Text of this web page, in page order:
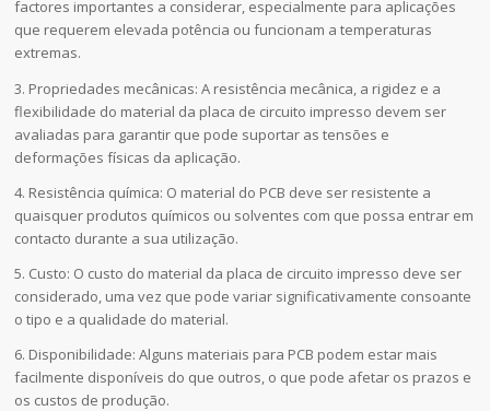
factores importantes a considerar, especialmente para aplicações
que requerem elevada potência ou funcionam a temperaturas
extremas.
3. Propriedades mecânicas: A resistência mecânica, a rigidez e a
flexibilidade do material da placa de circuito impresso devem ser
avaliadas para garantir que pode suportar as tensões e
deformações físicas da aplicação.
4. Resistência química: O material do PCB deve ser resistente a
quaisquer produtos químicos ou solventes com que possa entrar em
contacto durante a sua utilização.
5. Custo: O custo do material da placa de circuito impresso deve ser
considerado, uma vez que pode variar significativamente consoante
o tipo e a qualidade do material.
6. Disponibilidade: Alguns materiais para PCB podem estar mais
facilmente disponíveis do que outros, o que pode afetar os prazos e
os custos de produção.